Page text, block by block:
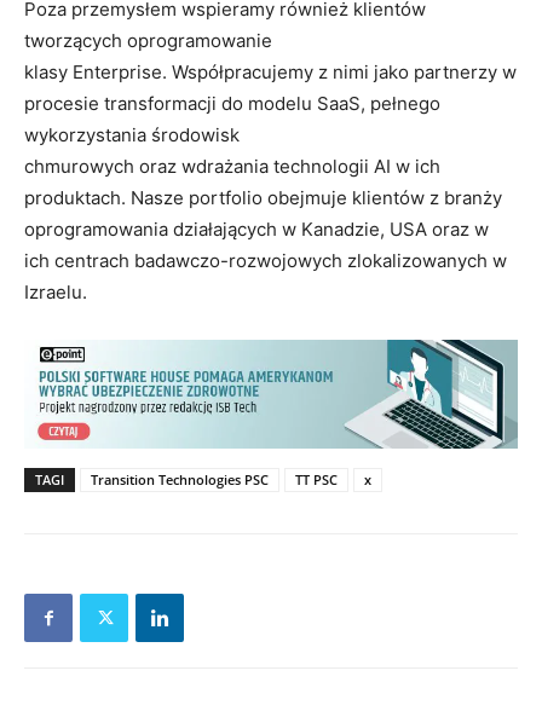
Poza przemysłem wspieramy również klientów
tworzących oprogramowanie
klasy Enterprise. Współpracujemy z nimi jako partnerzy w
procesie transformacji do modelu SaaS, pełnego
wykorzystania środowisk
chmurowych oraz wdrażania technologii AI w ich
produktach. Nasze portfolio obejmuje klientów z branży
oprogramowania działających w Kanadzie, USA oraz w
ich centrach badawczo-rozwojowych zlokalizowanych w
Izraelu.
TAGI Transition Technologies PSC TT PSC x